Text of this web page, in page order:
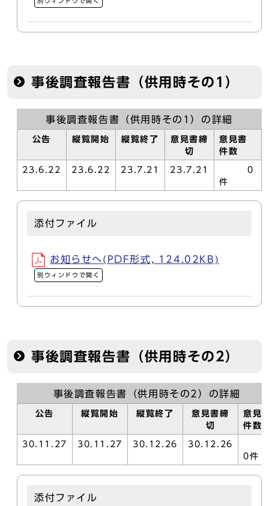
事後調査報告書（供用時その1）
事後調査報告書（供用時その1）の詳細
公告 縦覧開始 縦覧終了
意見書締
切
意見書
件数
23.6.22 23.6.22 23.7.21 23.7.21
0
件
添付ファイル
お知らせへ(PDF形式, 124.02KB)
別ウィンドウで開く
事後調査報告書（供用時その2）
事後調査報告書（供用時その2）の詳細
公告 縦覧開始 縦覧終了
意見書締
切
意見
件数
30.11.27 30.11.27 30.12.26
30.12.26
0件
添付ファイル